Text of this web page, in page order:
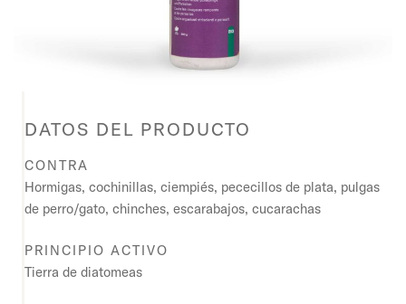
DATOS DEL PRODUCTO
CONTRA
Hormigas, cochinillas, ciempiés, pececillos de plata, pulgas
de perro/gato, chinches, escarabajos, cucarachas
PRINCIPIO ACTIVO
Tierra de diatomeas